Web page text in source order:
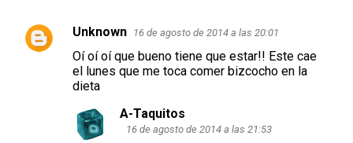
C
Unknown 16 de agosto de 2014 a las 20:01
Oí oí oí que bueno tiene que estar!! Este cae
el lunes que me toca comer bizcocho en la
dieta
A-Taquitos
16 de agosto de 2014 a las 21:53